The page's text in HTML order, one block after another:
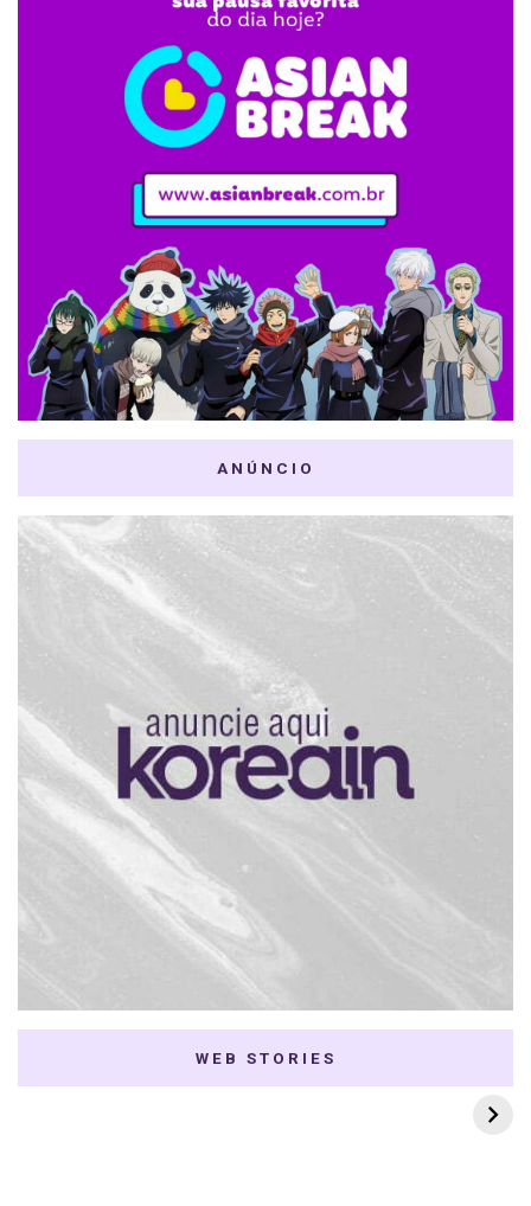
ANÚNCIO
WEB STORIES
7 K-dramas Enemies
to Lovers
Thai Dramas com
First e Khaotung